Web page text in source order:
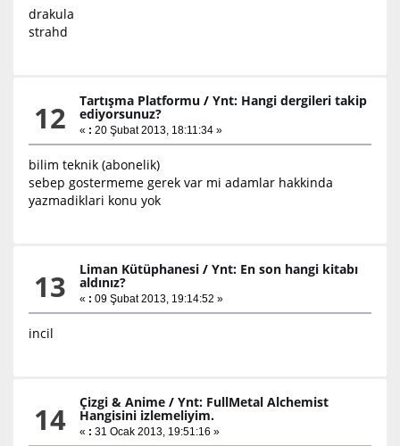
drakula
strahd
12 Tartışma Platformu /Ynt: Hangi dergileri takip
ediyorsunuz?
« : 20 Şubat 2013, 18:11:34 »
bilim teknik (abonelik)
sebep gostermeme gerek var mi adamlar hakkinda
yazmadiklari konu yok
13 Liman Kütüphanesi /Ynt: En son hangi kitabı
aldınız?
« : 09 Şubat 2013, 19:14:52 »
incil
14 Çizgi & Anime /Ynt: FullMetal Alchemist
Hangisini izlemeliyim.
« : 31 Ocak 2013, 19:51:16 »